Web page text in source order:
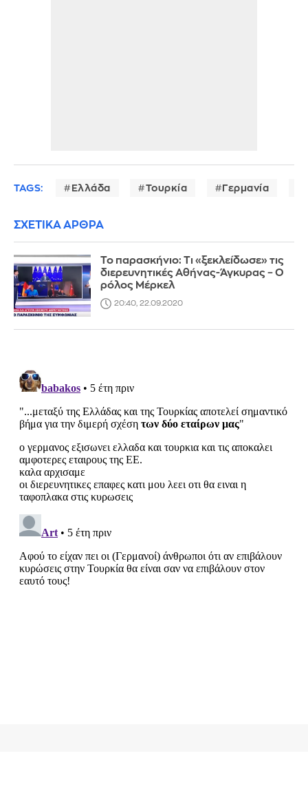
TAGS: Ελλάδα Τουρκία Γερμανία
ΣΧΕΤΙΚΑ ΑΡΘΡΑ
Το παρασκήνιο: Τι «ξεκλείδωσε» τις
διερευνητικές Αθήνας-Άγκυρας – Ο
ρόλος Μέρκελ
20:40, 22.09.2020